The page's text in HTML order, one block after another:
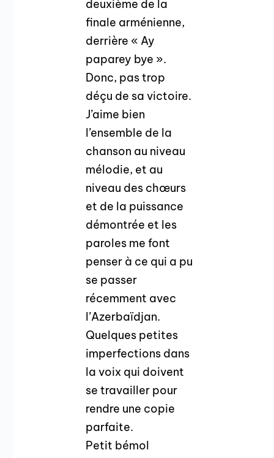
deuxième de la
finale arménienne,
derrière « Ay
paparey bye ».
Donc, pas trop
déçu de sa victoire.
J’aime bien
l’ensemble de la
chanson au niveau
mélodie, et au
niveau des chœurs
et de la puissance
démontrée et les
paroles me font
penser à ce qui a pu
se passer
récemment avec
l’Azerbaïdjan.
Quelques petites
imperfections dans
la voix qui doivent
se travailler pour
rendre une copie
parfaite.
Petit bémol